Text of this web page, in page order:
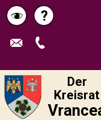
Schimbă
contrastul
Pagina
de
?
Der
Kreisrat